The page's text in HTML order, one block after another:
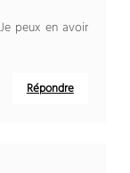
peux en avoir
Répondre